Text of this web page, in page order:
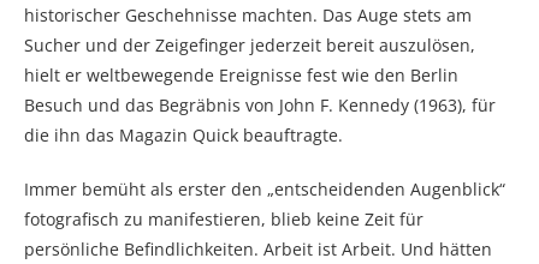
historischer Geschehnisse machten. Das Auge stets am
Sucher und der Zeigefinger jederzeit bereit auszulösen,
hielt er weltbewegende Ereignisse fest wie den Berlin
Besuch und das Begräbnis von John F. Kennedy (1963), für
die ihn das Magazin Quick beauftragte.
Immer bemüht als erster den „entscheidenden Augenblick“
fotografisch zu manifestieren, blieb keine Zeit für
persönliche Befindlichkeiten. Arbeit ist Arbeit. Und hätten